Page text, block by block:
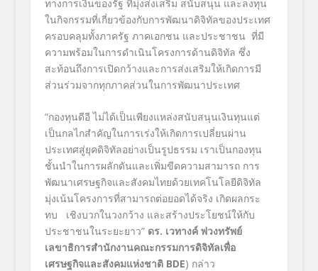
ทางการเงินของรัฐ ที่มุ่งส่งเสริม สนับสนุน และลงทุน
ในกิจกรรมที่เกี่ยวข้องกับการพัฒนาดิจิทัลของประเทศ
ครอบคลุมทั้งภาครัฐ ภาคเอกชน และประชาชน ที่มี
ความพร้อมในการดำเนินโครงการด้านดิจิทัล ซึ่ง
สะท้อนถึงการเปิดกว้างและการส่งเสริมให้เกิดการมี
ส่วนร่วมจากทุกภาคส่วนในการพัฒนาประเทศ
“กองทุนดีอี ไม่ได้เป็นเพียงแหล่งสนับสนุนเงินทุนแต่
เป็นกลไกสำคัญในการเร่งให้เกิดการเปลี่ยนผ่าน
ประเทศสู่ยุคดิจิทัลอย่างเป็นรูปธรรม เราเป็นกองทุน
ชั้นนําในการผลักดันและเพิ่มขีดความสามารถ การ
พัฒนาเศรษฐกิจและสังคมไทยด้วยเทคโนโลยีดิจิทัล
มุ่งเน้นโครงการที่สามารถต่อยอดได้จริง เกิดผลกระ
ทบ เชิงบวกในวงกว้าง และสร้างประโยชน์ให้กับ
ประชาชนในระยะยาว” ดร. เวทางค์ พ่วงทรัพย์
เลขาธิการสำนักงานคณะกรรมการดิจิทัลเพื่อ
เศรษฐกิจและสังคมแห่งชาติ BDE) กล่าว